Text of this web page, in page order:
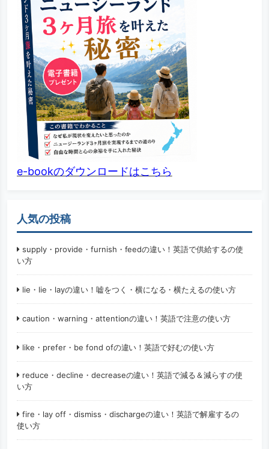
e-bookのダウンロードはこちら
人気の投稿
supply・provide・furnish・feedの違い！英語で供給するの使
い方
lie・lie・layの違い！嘘をつく・横になる・横たえるの使い方
caution・warning・attentionの違い！英語で注意の使い方
like・prefer・be fond ofの違い！英語で好むの使い方
reduce・decline・decreaseの違い！英語で減る＆減らすの使
い方
fire・lay off・dismiss・dischargeの違い！英語で解雇するの
使い方